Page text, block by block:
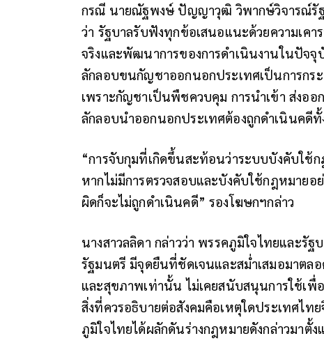
กรณี นายณัฐพงษ์ ปัญญาวุฒิ วิพากษ์วิจารณ์รัฐ
ว่า รัฐบาลรับฟังทุกข้อเสนอแนะด้วยความเค
จริงและพัฒนาการของการดำเนินงานในปัจจุ
ลักลอบขนกัญชาออกนอกประเทศเป็นการกร
เพราะกัญชาเป็นพืชควบคุม การนำเข้า ส่งอ
ลักลอบนำออกนอกประเทศต้องถูกดำเนินคดี
“การจับกุมที่เกิดขึ้นสะท้อนว่าระบบบังคับใช้
หากไม่มีการตรวจสอบและบังคับใช้กฎหมายอ
ผิดก็จะไม่ถูกดำเนินคดี” รองโฆษกฯกล่าว
นางสาวลลิดา กล่าวว่า พรรคภูมิใจไทยและรั
รัฐมนตรี มีจุดยืนที่ชัดเจนและสม่ำเสมอมาต
และสุขภาพเท่านั้น ไม่เคยสนับสนุนการใช้เพื่
สิ่งที่ควรอธิบายต่อสังคมคือเหตุใดประเทศไ
ภูมิใจไทยได้ผลักดันร่างกฎหมายดังกล่าวมาตั้